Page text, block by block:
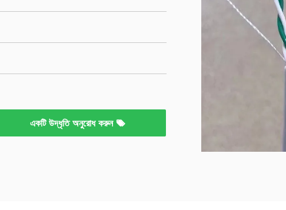
একটি উদ্ধৃতি অনুরোধ করুন